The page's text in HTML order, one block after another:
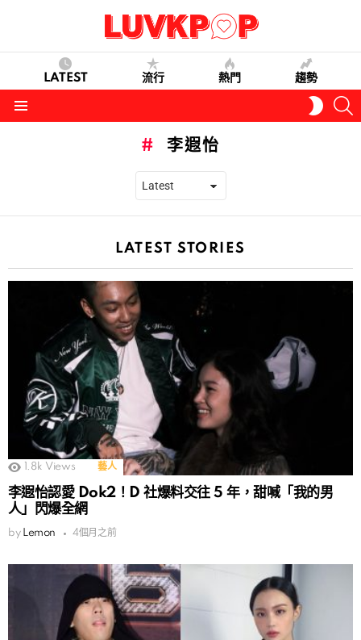
LATEST 流行 熱門 趨勢
SKIN
李遐怡
LATEST STORIES
1.8k Views 藝人
李遐怡認愛 Dok2！D 社爆料交往 5 年，甜喊「我的男
人」閃爆全網
by Lemon 4個月之前